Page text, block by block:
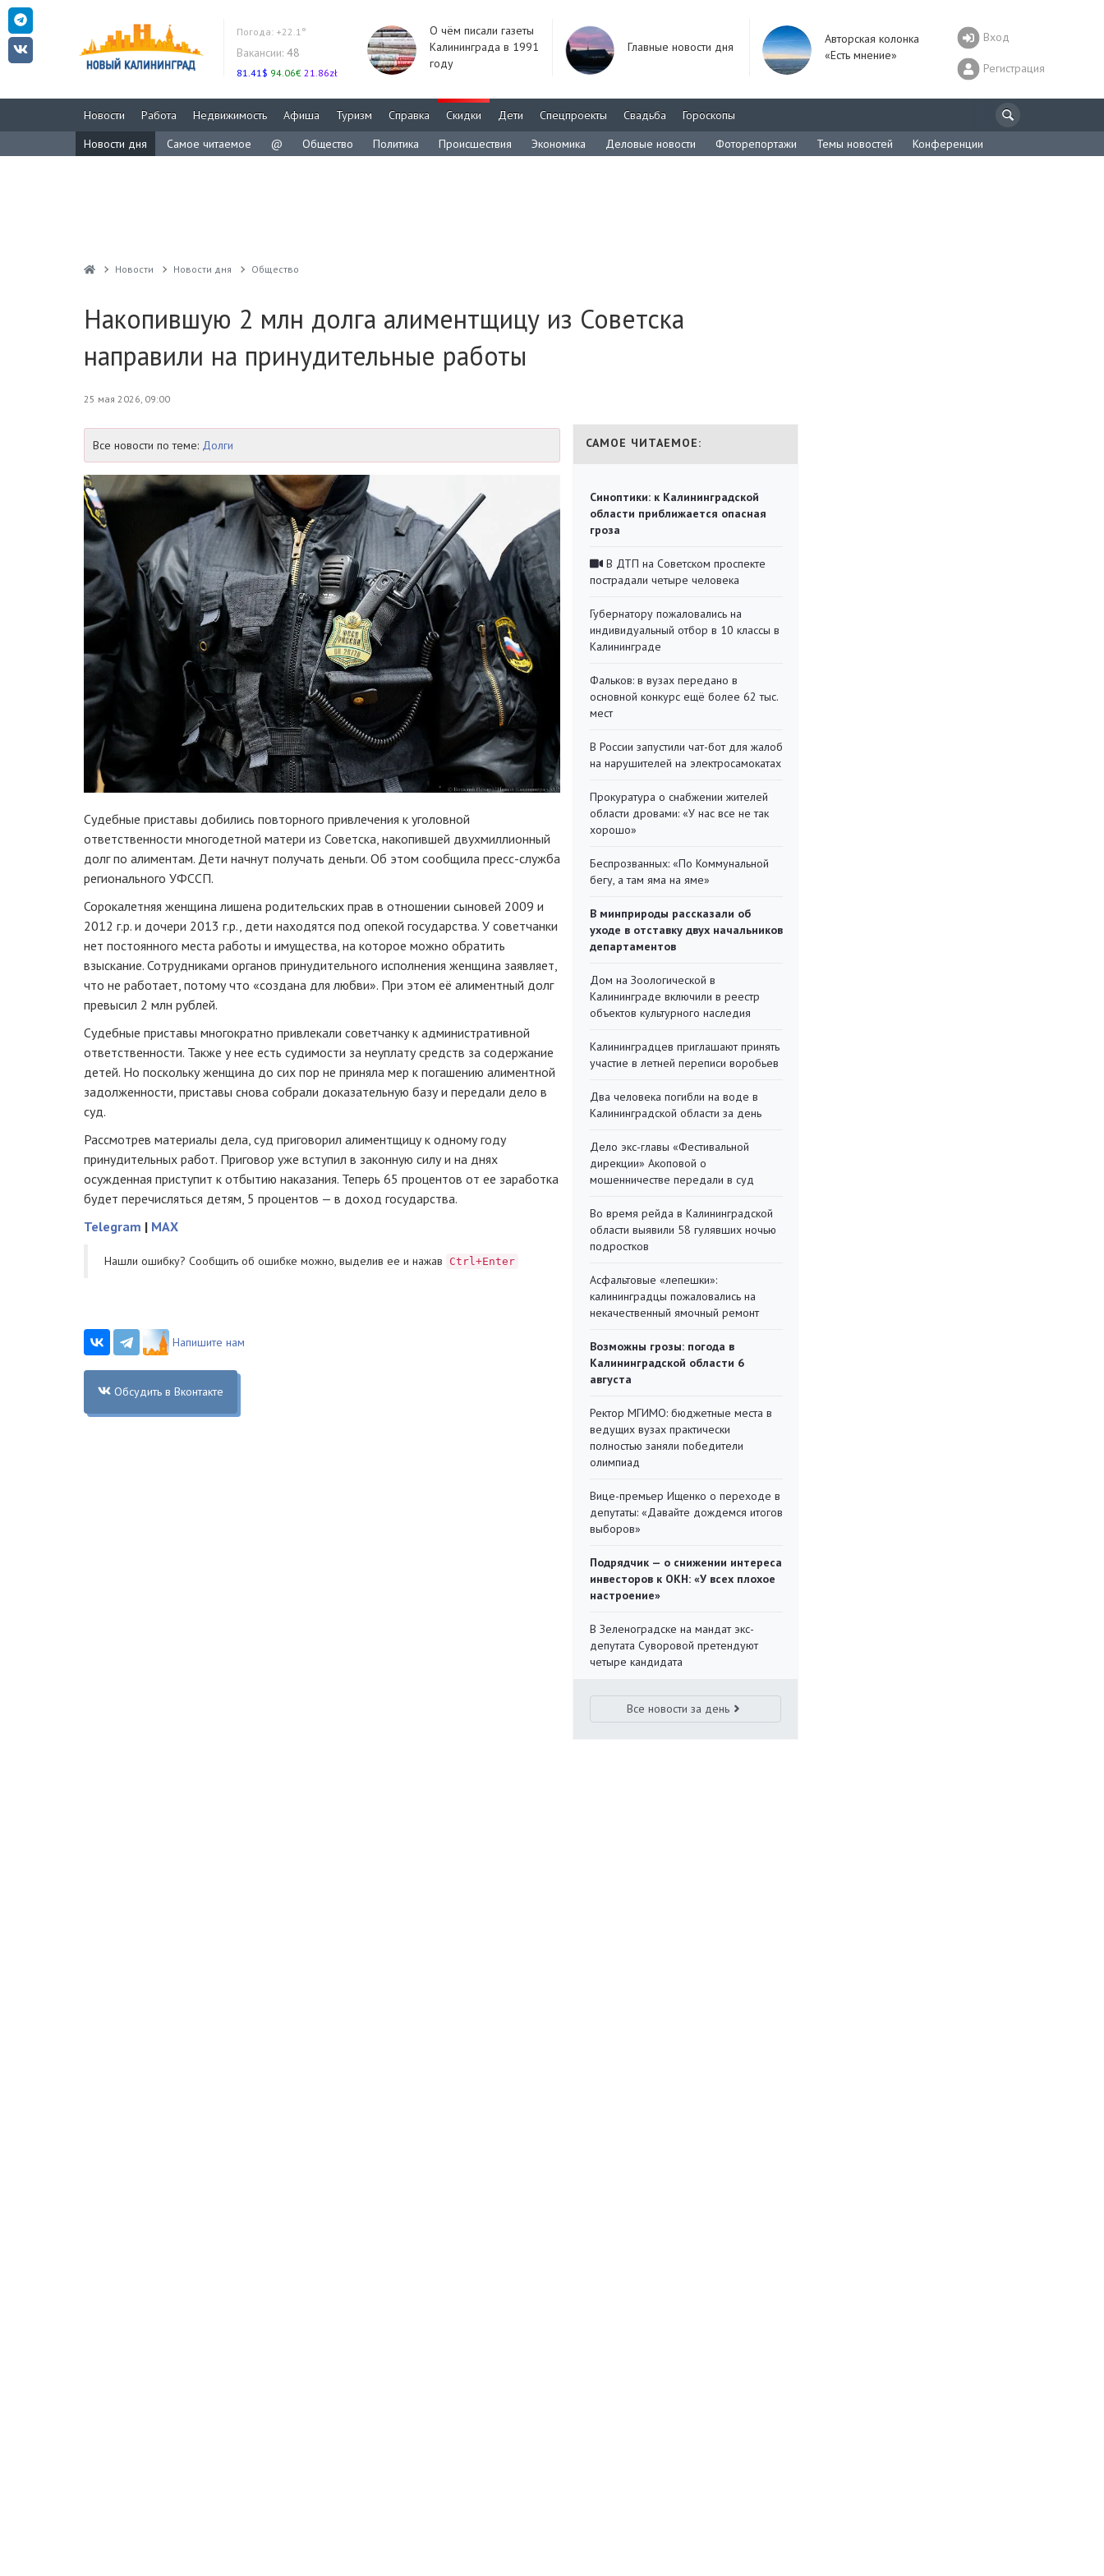
Погода: +22.1°
Вакансии: 48
81.41$ 94.06€ 21.86zł
О чём писали газеты
Калининграда в 1991
году
Главные новости дня
Авторская колонка
«Есть мнение»
Вход
Регистрация
Новости Работа Недвижимость Афиша Туризм Справка Скидки Дети Спецпроекты Свадьба
Гороскопы
Новости дня
Самое читаемое @ Общество Политика Происшествия Экономика Деловые новости Фоторепортажи Темы новостей Конференции
Новости Новости дня Общество
Накопившую 2 млн долга алиментщицу из Советска
направили на принудительные работы
25 мая 2026, 09:00
Все новости по теме: Долги
Судебные приставы добились повторного привлечения к уголовной
ответственности многодетной матери из Советска, накопившей двухмиллионный
долг по алиментам. Дети начнут получать деньги. Об этом сообщила пресс-служба
регионального УФССП.
Сорокалетняя женщина лишена родительских прав в отношении сыновей 2009 и
2012 г.р. и дочери 2013 г.р., дети находятся под опекой государства. У советчанки
нет постоянного места работы и имущества, на которое можно обратить
взыскание. Сотрудниками органов принудительного исполнения женщина заявляет,
что не работает, потому что «создана для любви». При этом её алиментный долг
превысил 2 млн рублей.
Судебные приставы многократно привлекали советчанку к административной
ответственности. Также у нее есть судимости за неуплату средств за содержание
детей. Но поскольку женщина до сих пор не приняла мер к погашению алиментной
задолженности, приставы снова собрали доказательную базу и передали дело в
суд.
Рассмотрев материалы дела, суд приговорил алиментщицу к одному году
принудительных работ. Приговор уже вступил в законную силу и на днях
осужденная приступит к отбытию наказания. Теперь 65 процентов от ее заработка
будет перечисляться детям, 5 процентов — в доход государства.
Telegram | MAX
Нашли ошибку? Cообщить об ошибке можно, выделив ее и нажав Ctrl+Enter
Напишите нам
Обсудить в Вконтакте
САМОЕ ЧИТАЕМОЕ:
Синоптики: к Калининградской
области приближается опасная
гроза
В ДТП на Советском проспекте
пострадали четыре человека
Губернатору пожаловались на
индивидуальный отбор в 10 классы в
Калининграде
Фальков: в вузах передано в
основной конкурс ещё более 62 тыс.
мест
В России запустили чат-бот для жалоб
на нарушителей на электросамокатах
Прокуратура о снабжении жителей
области дровами: «У нас все не так
хорошо»
Беспрозванных: «По Коммунальной
бегу, а там яма на яме»
В минприроды рассказали об
уходе в отставку двух начальников
департаментов
Дом на Зоологической в
Калининграде включили в реестр
объектов культурного наследия
Калининградцев приглашают принять
участие в летней переписи воробьев
Два человека погибли на воде в
Калининградской области за день
Дело экс-главы «Фестивальной
дирекции» Акоповой о
мошенничестве передали в суд
Во время рейда в Калининградской
области выявили 58 гулявших ночью
подростков
Асфальтовые «лепешки»:
калининградцы пожаловались на
некачественный ямочный ремонт
Возможны грозы: погода в
Калининградской области 6
августа
Ректор МГИМО: бюджетные места в
ведущих вузах практически
полностью заняли победители
олимпиад
Вице-премьер Ищенко о переходе в
депутаты: «Давайте дождемся итогов
выборов»
Подрядчик — о снижении интереса
инвесторов к ОКН: «У всех плохое
настроение»
В Зеленоградске на мандат экс-
депутата Суворовой претендуют
четыре кандидата
Все новости за день